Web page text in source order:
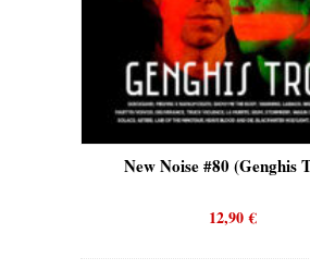
New Noise #80 (Genghis
12,90€